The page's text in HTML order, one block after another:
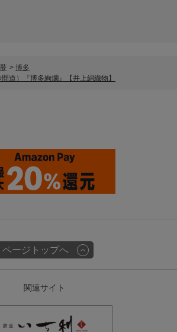
> 博多
道）『博多絢爛』【井上絹織物】
ページトップへ
関連サイト